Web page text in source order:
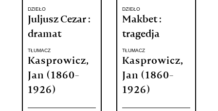
DZIEŁO
Juljusz Cezar :
dramat
TŁUMACZ
Kasprowicz,
Jan (1860-
1926)
DZIEŁO
Makbet :
tragedja
TŁUMACZ
Kasprowicz,
Jan (1860-
1926)